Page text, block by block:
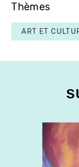
Thèmes
ART ET